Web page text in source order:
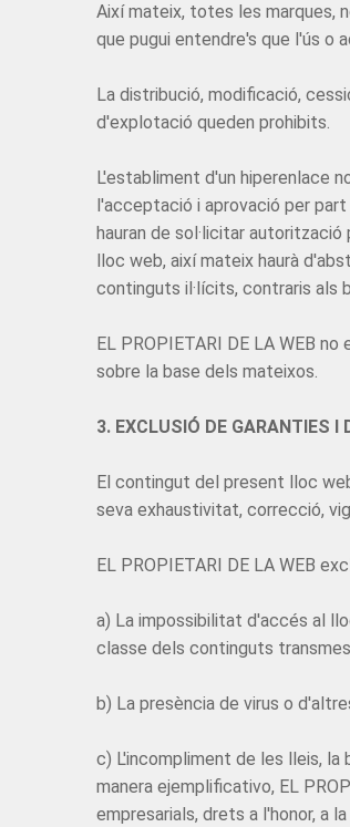
Així mateix, totes les marques,
que pugui entendre's que l'ús o
La distribució, modificació,
d'explotació queden prohibits.
L'establiment d'un hiperenlace
l'acceptació i aprovació per
hauran de sol·licitar
lloc web, així mateix haurà
continguts il·lícits, contraris als
EL PROPIETARI DE LA WEB
sobre la base dels mateixos.
3. EXCLUSIÓ DE GARANTIES I
El contingut del present lloc
seva exhaustivitat, correcció,
EL PROPIETARI DE LA WEB
a) La impossibilitat d'accés al
classe dels continguts
b) La presència de virus o
c) L'incompliment de les lleis,
manera ejemplificativo, EL
empresarials, drets a l'honor, a